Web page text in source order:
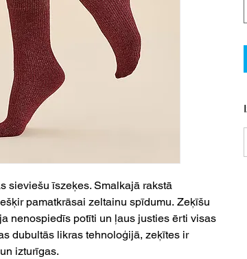
sieviešu īszeķes. Smalkajā rakstā
pamatkrāsai zeltainu spīdumu. Zeķīšu
nenospiedīs potīti un ļaus justies ērti visas
dubultās likras tehnoloģijā, zeķītes ir
izturīgas.